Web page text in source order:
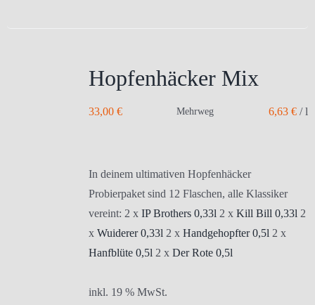
Optionen
können
auf
Hopfenhäcker Mix
33,00 € Mehrweg 6,63 €/l
In deinem ultimativen Hopfenhäcker
Probierpaket sind 12 Flaschen, alle Klassiker
vereint: 2 x IP Brothers 0,33l 2 x Kill Bill 0,33l 2
x Wuiderer 0,33l 2 x Handgehopfter 0,5l 2 x
Hanfblüte 0,5l 2 x Der Rote 0,5l
inkl. 19 % MwSt.